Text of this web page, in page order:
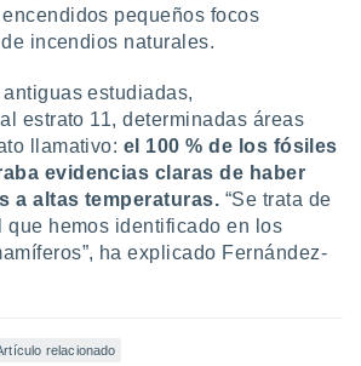
pequeños focos
incendios naturales.
estudiadas,
estrato 11, determinadas áreas
llamativo: el 100 % de los fósiles
evidencias claras de haber
a altas temperaturas. “Se trata de
que hemos identificado en los
ha explicado Fernández-
relacionado